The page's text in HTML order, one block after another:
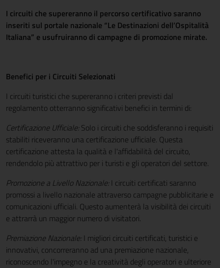
I circuiti che supereranno il percorso certificativo saranno
inseriti sul portale nazionale “Le Destinazioni dell’Ospitalità
Italiana” e usufruiranno di campagne di promozione mirate.
Benefici per i Circuiti Selezionati
I circuiti turistici che supereranno i criteri previsti dal
regolamento otterranno significativi benefici in termini di:
Certificazione Ufficiale:Solo i circuiti che soddisferanno i requisiti
stabiliti riceveranno una certificazione ufficiale. Questa
certificazione attesta la qualità e l'affidabilità del circuito,
rendendolo più attrattivo per i turisti e gli operatori del settore.
Promozione a Livello Nazionale:I circuiti certificati saranno
promossi a livello nazionale attraverso campagne pubblicitarie e
comunicazioni ufficiali. Questo aumenterà la visibilità dei circuiti
e attrarrà un maggior numero di visitatori.
Premiazione Nazionale:I migliori circuiti certificati, turistici e
innovativi, concorreranno ad una premiazione nazionale,
riconoscendo l'impegno e la creatività degli operatori e ulteriore